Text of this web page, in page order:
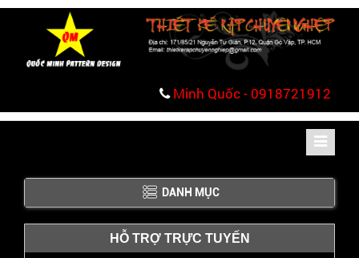
Minh Quốc - 0918721912
Toggle
DANH MỤC
HỖ TRỢ TRỰC TUYẾN